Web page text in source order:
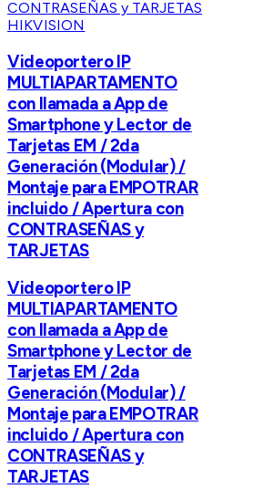
HIKVISION
Videoportero IP
MULTIAPARTAMENTO
con llamada a App de
Smartphone y Lector de
Tarjetas EM / 2da
Generación (Modular) /
Montaje para EMPOTRAR
incluido / Apertura con
CONTRASEÑAS y
TARJETAS
Videoportero IP
MULTIAPARTAMENTO
con llamada a App de
Smartphone y Lector de
Tarjetas EM / 2da
Generación (Modular) /
Montaje para EMPOTRAR
incluido / Apertura con
CONTRASEÑAS y
TARJETAS